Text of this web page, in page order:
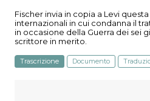
Fischer invia in copia a Levi
internazionali in cui condanna il
in occasione della Guerra dei sei
scrittore in merito.
Trascrizione Documento